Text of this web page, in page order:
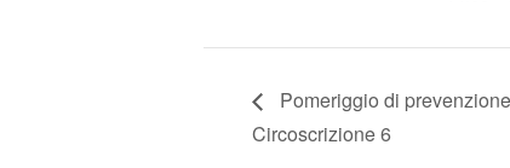
Pomeriggio di
Circoscrizione 6